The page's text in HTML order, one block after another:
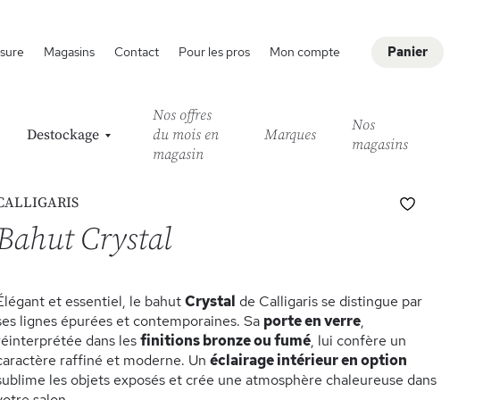
Panier
Magasins Contact Pour les pros Mon compte
Destockage
Nos offres
du mois en
magasin
Marques
Nos
magasins
Crystal
et essentiel, le bahutCrystal de Calligaris se distingue par
lignes épurées et contemporaines. Sa porte en verre,
dans lesfinitions bronze ou fumé, lui confère un
raffiné et moderne. Un éclairage intérieur en option
les objets exposés et crée une atmosphère chaleureuse dans